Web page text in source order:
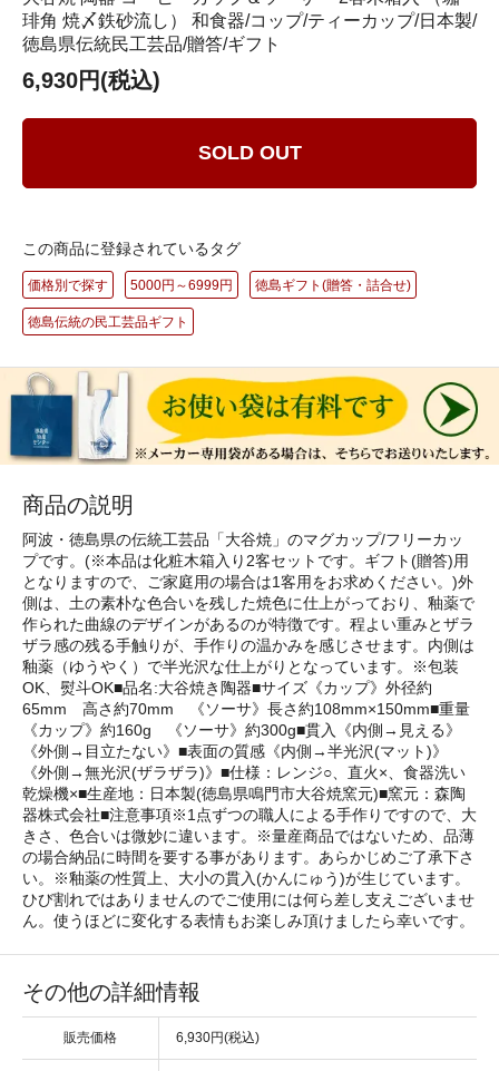
琲角 焼〆鉄砂流し） 和食器/コップ/ティーカップ/日本製/
徳島県伝統民工芸品/贈答/ギフト
6,930円(税込)
SOLD OUT
この商品に登録されているタグ
価格別で探す 5000円～6999円 徳島ギフト(贈答・詰合せ)
徳島伝統の民工芸品ギフト
商品の説明
阿波・徳島県の伝統工芸品「大谷焼」のマグカップ/フリーカッ
プです。(※本品は化粧木箱入り2客セットです。ギフト(贈答)用
となりますので、ご家庭用の場合は1客用をお求めください。)外
側は、土の素朴な色合いを残した焼色に仕上がっており、釉薬で
作られた曲線のデザインがあるのが特徴です。程よい重みとザラ
ザラ感の残る手触りが、手作りの温かみを感じさせます。内側は
釉薬（ゆうやく）で半光沢な仕上がりとなっています。※包装
OK、熨斗OK■品名:大谷焼き陶器■サイズ《カップ》外径約
65mm 高さ約70mm 《ソーサ》長さ約108mm×150mm■重量
《カップ》約160g 《ソーサ》約300g■貫入《内側→見える》
《外側→目立たない》■表面の質感《内側→半光沢(マット)》
《外側→無光沢(ザラザラ)》■仕様：レンジ○、直火×、食器洗い
乾燥機×■生産地：日本製(徳島県鳴門市大谷焼窯元)■窯元：森陶
器株式会社■注意事項※1点ずつの職人による手作りですので、大
きさ、色合いは微妙に違います。※量産商品ではないため、品薄
の場合納品に時間を要する事があります。あらかじめご了承下さ
い。※釉薬の性質上、大小の貫入(かんにゅう)が生じています。
ひび割れではありませんのでご使用には何ら差し支えございませ
ん。使うほどに変化する表情もお楽しみ頂けましたら幸いです。
その他の詳細情報
販売価格 6,930円(税込)